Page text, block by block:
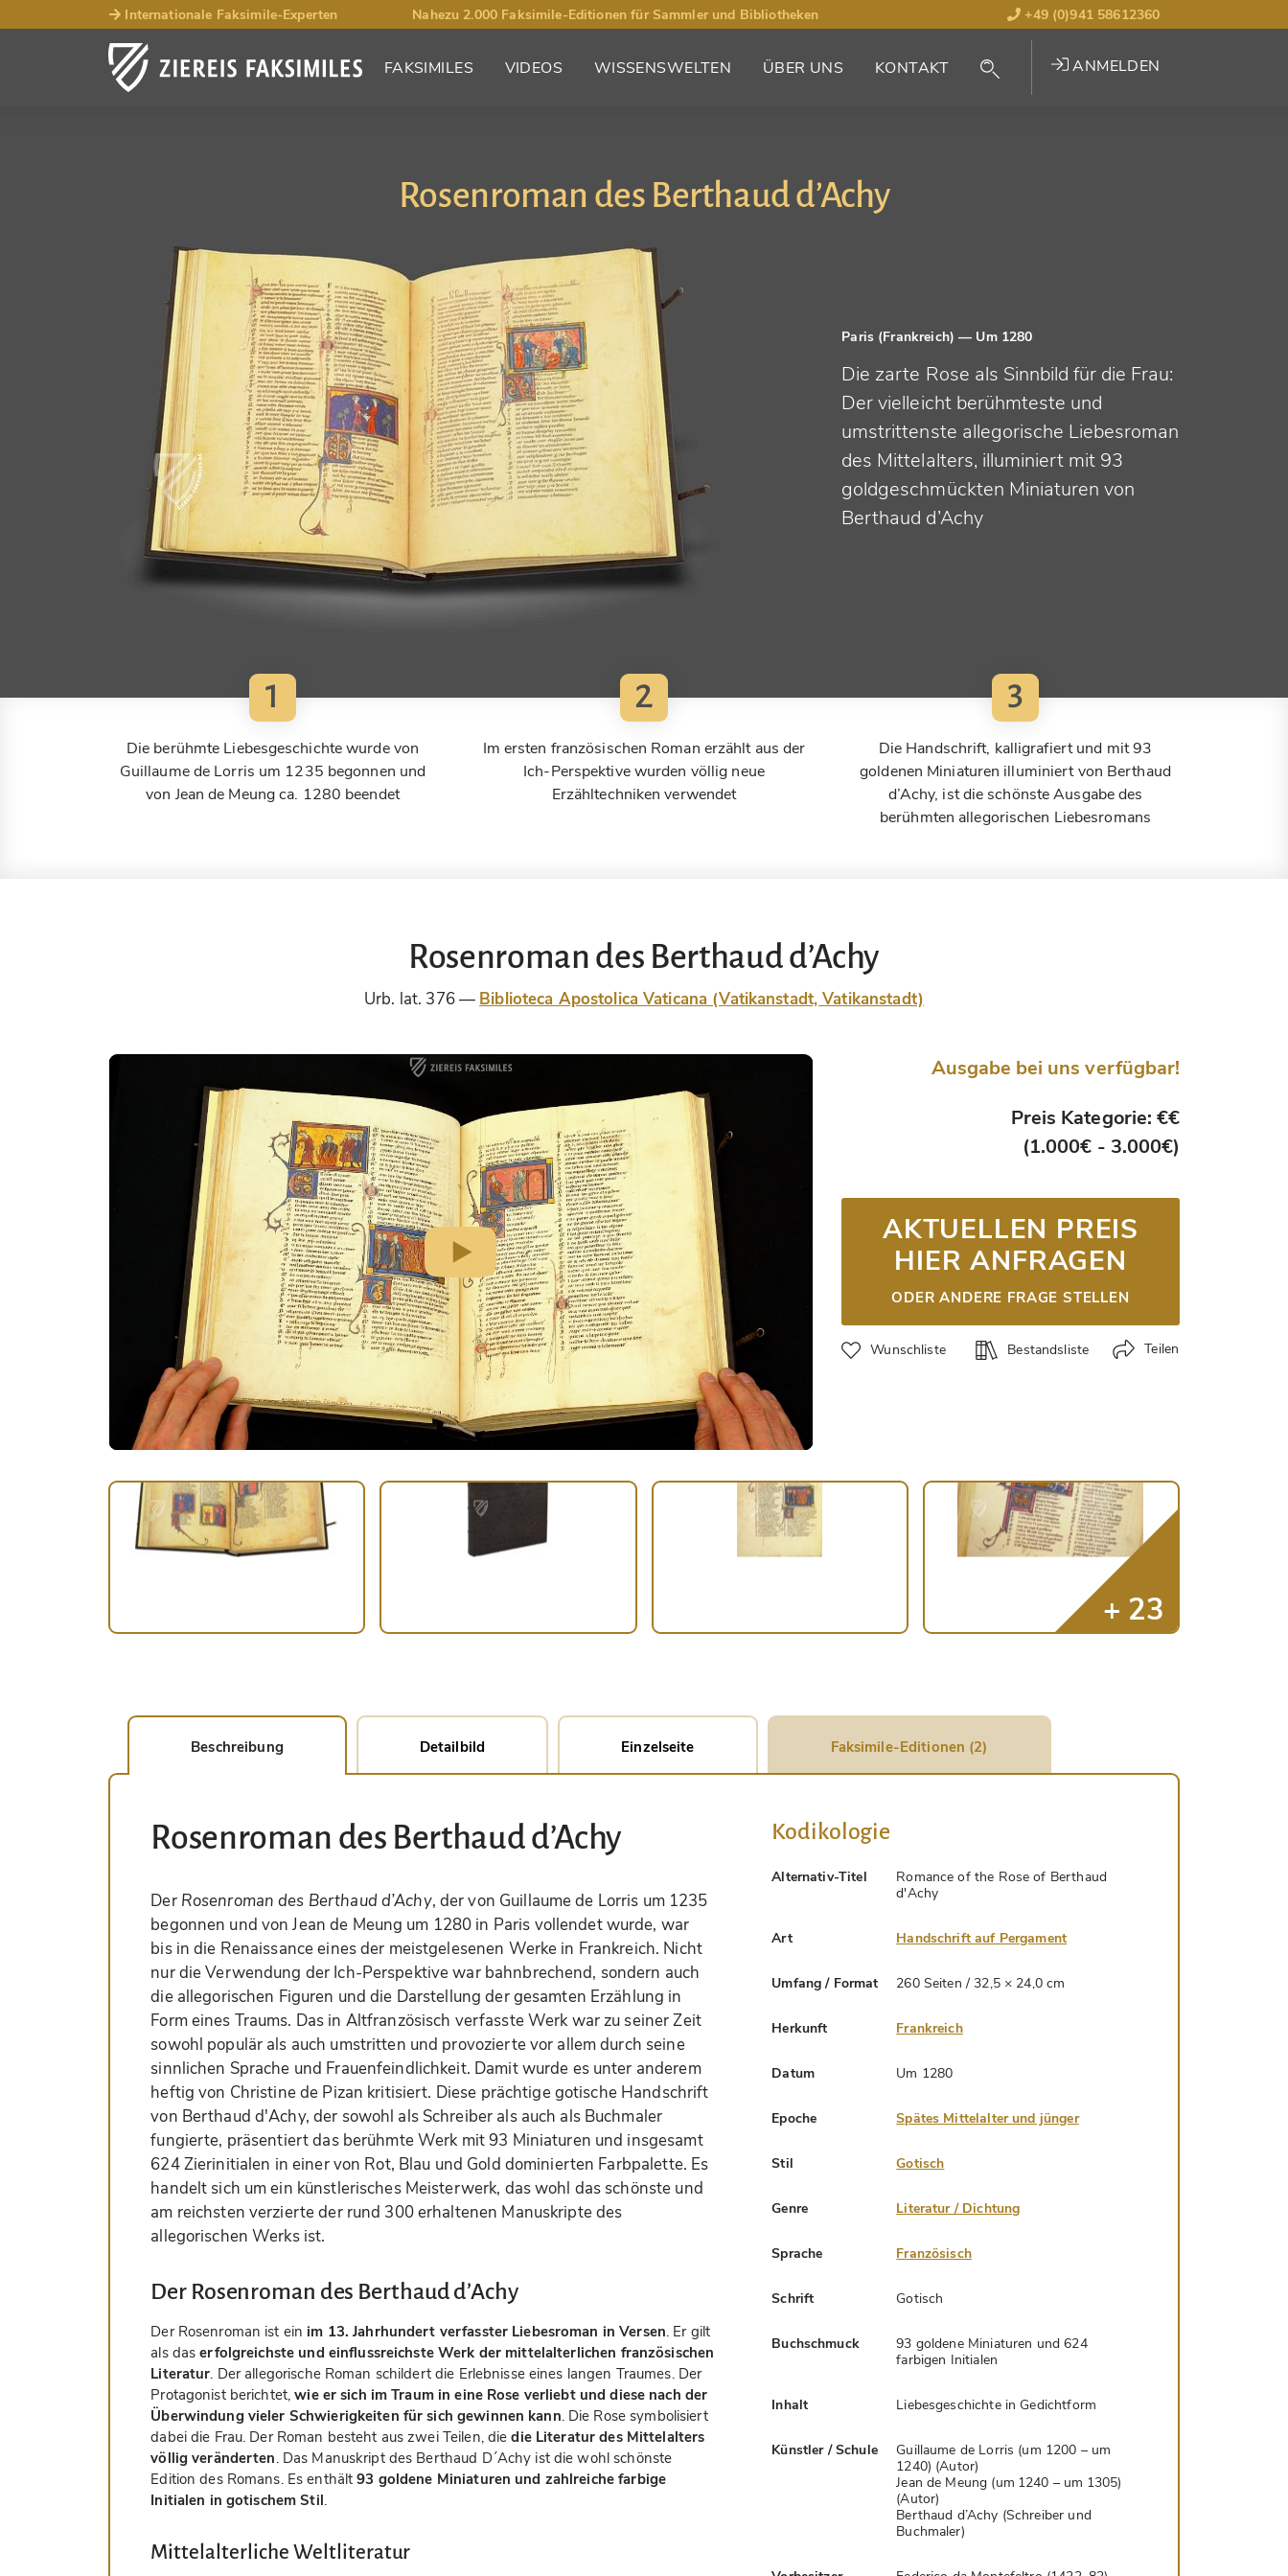
Internationale Faksimile-Experten Nahezu 2.000 Faksimile-Editionen für Sammler und Bibliotheken +49 (0)941 58612360
FAKSIMILES VIDEOS WISSENSWELTEN ÜBER UNS KONTAKT ANMELDEN
Rosenroman des Berthaud d’Achy
Paris (Frankreich)— Um 1280
Die zarte Rose als Sinnbild für die Frau:
Der vielleicht berühmteste und
umstrittenste allegorische Liebesroman
des Mittelalters, illuminiert mit 93
goldgeschmückten Miniaturen von
Berthaud d’Achy
1
Die berühmte Liebesgeschichte wurde von
Guillaume de Lorris um 1235 begonnen und
von Jean de Meung ca. 1280 beendet
2
Im ersten französischen Roman erzählt aus der
Ich-Perspektive wurden völlig neue
Erzähltechniken verwendet
3
Die Handschrift, kalligrafiert und mit 93
goldenen Miniaturen illuminiert von Berthaud
d’Achy, ist die schönste Ausgabe des
berühmten allegorischen Liebesromans
Rosenroman des Berthaud d’Achy
Urb. lat. 376 Biblioteca Apostolica Vaticana (Vatikanstadt, Vatikanstadt)
Ausgabe bei uns verfügbar!
Preis Kategorie: €€
(1.000€ - 3.000€)
AKTUELLEN PREIS
HIER ANFRAGEN
ODER ANDERE FRAGE STELLEN
Wunschliste Bestandsliste Teilen
Beschreibung Detailbild Einzelseite Faksimile-Editionen (2)
Rosenroman des Berthaud d’Achy
Der Rosenroman des Berthaud d’Achy, der von Guillaume de Lorris um 1235
begonnen und von Jean de Meung um 1280 in Paris vollendet wurde, war
bis in die Renaissance eines der meistgelesenen Werke in Frankreich. Nicht
nur die Verwendung der Ich-Perspektive war bahnbrechend, sondern auch
die allegorischen Figuren und die Darstellung der gesamten Erzählung in
Form eines Traums. Das in Altfranzösisch verfasste Werk war zu seiner Zeit
sowohl populär als auch umstritten und provozierte vor allem durch seine
sinnlichen Sprache und Frauenfeindlichkeit. Damit wurde es unter anderem
heftig von Christine de Pizan kritisiert. Diese prächtige gotische Handschrift
von Berthaud d'Achy, der sowohl als Schreiber als auch als Buchmaler
fungierte, präsentiert das berühmte Werk mit 93 Miniaturen und insgesamt
624 Zierinitialen in einer von Rot, Blau und Gold dominierten Farbpalette. Es
handelt sich um ein künstlerisches Meisterwerk, das wohl das schönste und
am reichsten verzierte der rund 300 erhaltenen Manuskripte des
allegorischen Werks ist.
Der Rosenroman des Berthaud d’Achy
Der Rosenroman ist einim 13. Jahrhundert verfasster Liebesroman in Versen. Er gilt
als daserfolgreichste und einflussreichste Werk der mittelalterlichen französischen
Literatur. Der allegorische Roman schildert die Erlebnisse eines langen Traumes. Der
Protagonist berichtet,wie er sich im Traum in eine Rose verliebt und diese nach der
Überwindung vieler Schwierigkeiten für sich gewinnen kann. Die Rose symbolisiert
dabei die Frau. Der Roman besteht aus zwei Teilen, diedie Literatur des Mittelalters
völlig veränderten. Das Manuskript des Berthaud D´Achy ist die wohl schönste
Edition des Romans. Es enthält93 goldene Miniaturen und zahlreiche farbige
Initialen in gotischem Stil.
Mittelalterliche Weltliteratur
Kodikologie
Alternativ-Titel
Romance of the Rose of Berthaud
d'Achy
Art Handschrift auf Pergament
Umfang / Format 260 Seiten / 32,5 × 24,0 cm
Herkunft Frankreich
Datum Um 1280
Epoche Spätes Mittelalter und jünger
Stil Gotisch
Genre Literatur / Dichtung
Sprache Französisch
Schrift Gotisch
Buchschmuck
93 goldene Miniaturen und 624
farbigen Initialen
Inhalt Liebesgeschichte in Gedichtform
Künstler / Schule
Guillaume de Lorris (um 1200 – um
1240) (Autor)
Jean de Meung (um 1240 – um 1305)
(Autor)
Berthaud d’Achy (Schreiber und
Buchmaler)